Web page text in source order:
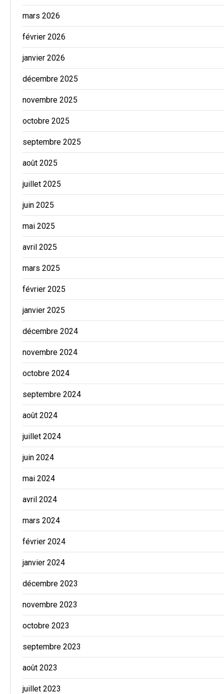
mars 2026
février 2026
janvier 2026
décembre 2025
novembre 2025
octobre 2025
septembre 2025
août 2025
juillet 2025
juin 2025
mai 2025
avril 2025
mars 2025
février 2025
janvier 2025
décembre 2024
novembre 2024
octobre 2024
septembre 2024
août 2024
juillet 2024
juin 2024
mai 2024
avril 2024
mars 2024
février 2024
janvier 2024
décembre 2023
novembre 2023
octobre 2023
septembre 2023
août 2023
juillet 2023